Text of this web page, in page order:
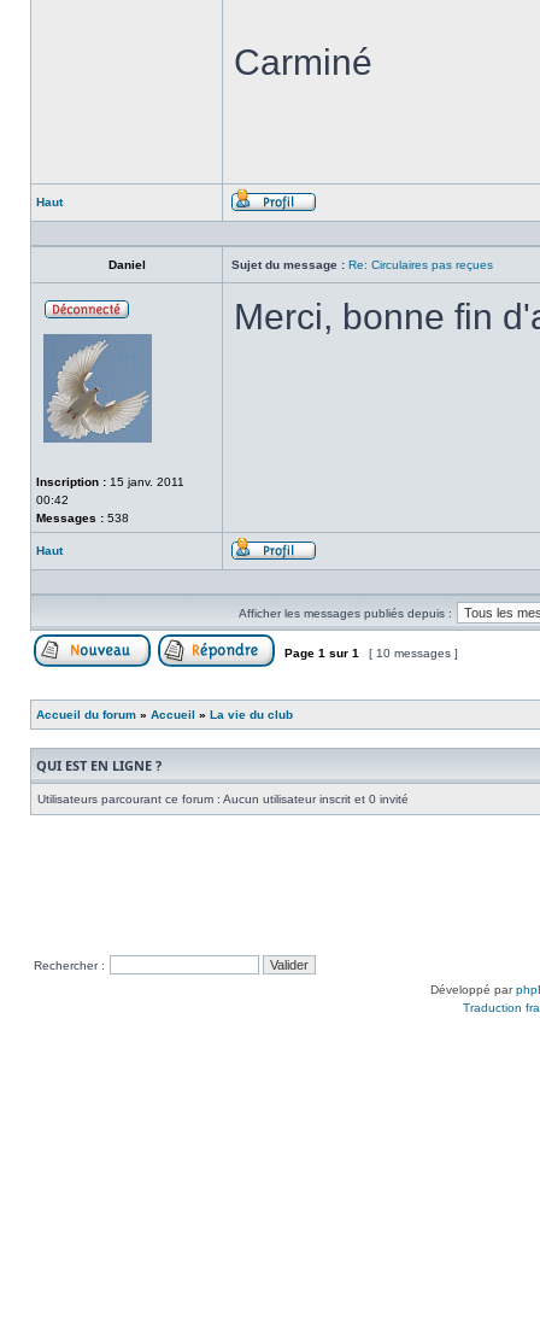
Carminé
Haut
Profil
Daniel Sujet du message : Re: Circulaires pas reçues
Inscription : 15 janv. 2011
00:42
Messages : 538
Merci, bonne fin
Haut
Profil
Afficher les messages publiés depuis :
Page 1 sur 1 [ 10 messages ]
Accueil du forum » Accueil » La vie du club
QUI EST EN LIGNE ?
Utilisateurs parcourant ce forum : Aucun utilisateur inscrit et 0 invité
Rechercher :
Développé par
Traduction